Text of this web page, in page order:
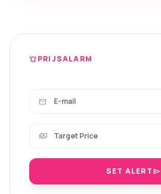
notifications_activePRIJSALARM
mail
payments
SET ALERTsend